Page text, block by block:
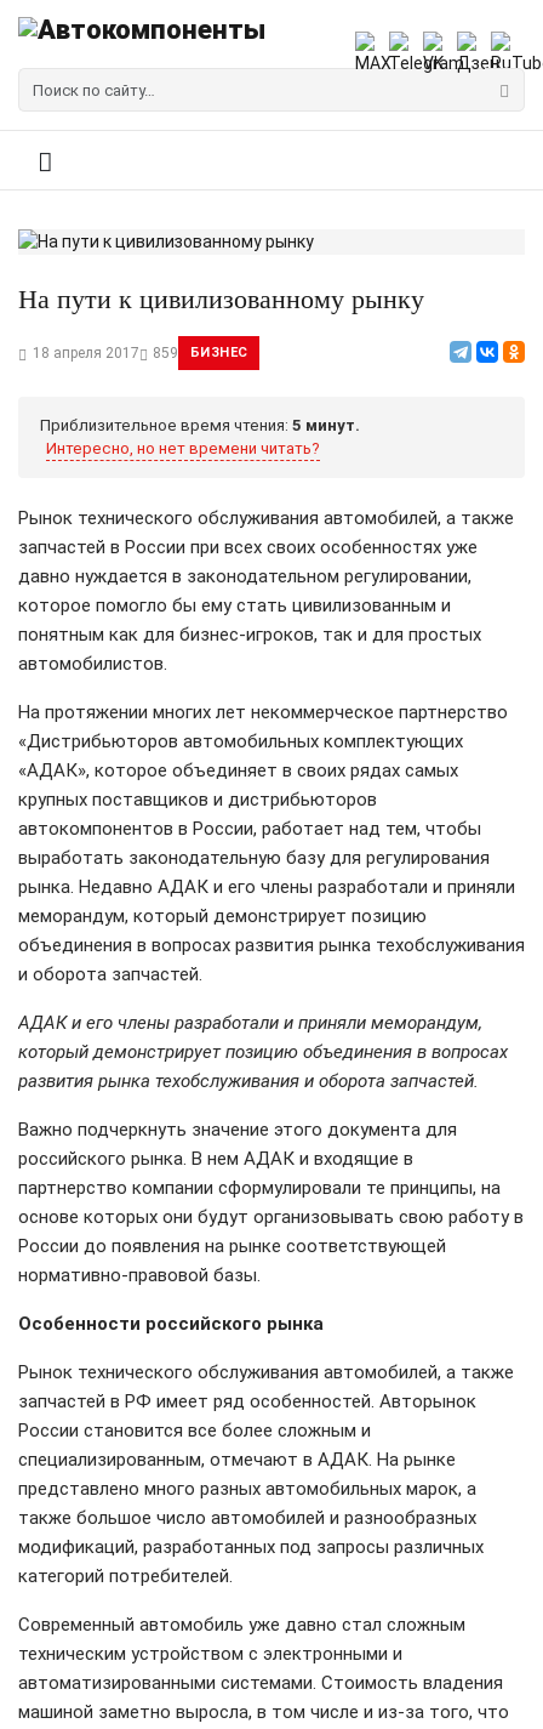
На пути к цивилизованному рынку
18 апреля 2017 859 БИЗНЕС
Приблизительное время чтения: 5 минут.
Интересно, но нет времени читать?
Рынок технического обслуживания автомобилей, а также
запчастей в России при всех своих особенностях уже
давно нуждается в законодательном регулировании,
которое помогло бы ему стать цивилизованным и
понятным как для бизнес-игроков, так и для простых
автомобилистов.
На протяжении многих лет некоммерческое партнерство
«Дистрибьюторов автомобильных комплектующих
«АДАК», которое объединяет в своих рядах самых
крупных поставщиков и дистрибьюторов
автокомпонентов в России, работает над тем, чтобы
выработать законодательную базу для регулирования
рынка. Недавно АДАК и его члены разработали и приняли
меморандум, который демонстрирует позицию
объединения в вопросах развития рынка техобслуживания
и оборота запчастей.
АДАК и его члены разработали и приняли меморандум,
который демонстрирует позицию объединения в вопросах
развития рынка техобслуживания и оборота запчастей.
Важно подчеркнуть значение этого документа для
российского рынка. В нем АДАК и входящие в
партнерство компании сформулировали те принципы, на
основе которых они будут организовывать свою работу в
России до появления на рынке соответствующей
нормативно-правовой базы.
Особенности российского рынка
Рынок технического обслуживания автомобилей, а также
запчастей в РФ имеет ряд особенностей. Авторынок
России становится все более сложным и
специализированным, отмечают в АДАК. На рынке
представлено много разных автомобильных марок, а
также большое число автомобилей и разнообразных
модификаций, разработанных под запросы различных
категорий потребителей.
Современный автомобиль уже давно стал сложным
техническим устройством с электронными и
автоматизированными системами. Стоимость владения
машиной заметно выросла, в том числе и из-за того, что